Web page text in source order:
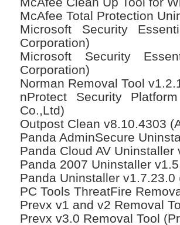
McAfee Total Protection
Microsoft Security
Corporation)
Microsoft Security
Corporation)
Norman Removal Tool
nProtect Security
Co.,Ltd)
Outpost Clean v8.10.4303
Panda AdminSecure
Panda Cloud AV
Panda 2007 Uninstaller
Panda Uninstaller v1.7.23.0
PC Tools ThreatFire
Prevx v1 and v2 Removal
Prevx v3.0 Removal Tool